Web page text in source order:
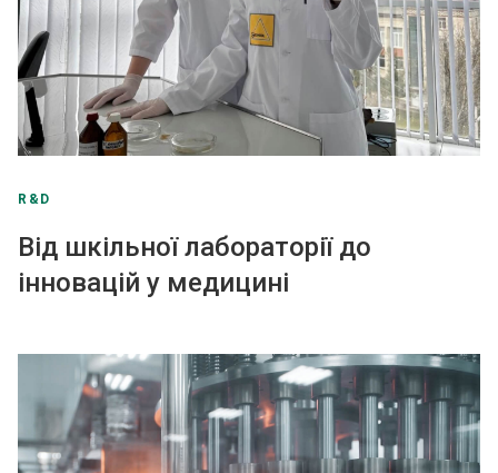
R&D
Від шкільної лабораторії до
інновацій у медицині